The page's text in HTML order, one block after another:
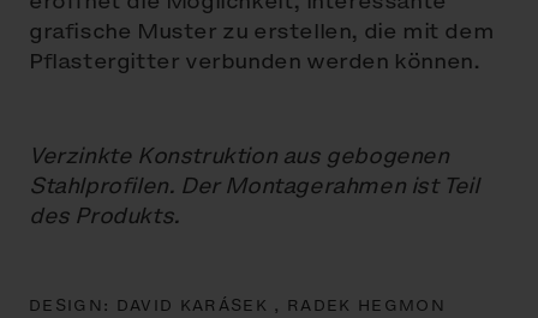
grafische Muster zu erstellen, die mit dem
Pflastergitter verbunden werden können.
Verzinkte Konstruktion aus gebogenen
Stahlprofilen. Der Montagerahmen ist Teil
des Produkts.
DESIGN: DAVID KARÁSEK , RADEK HEGMON